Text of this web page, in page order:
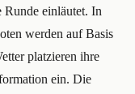
Runde einläutet. In
werden auf Basis
platzieren ihre
ein. Die